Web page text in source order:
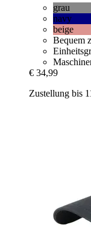
grau
navy
beige
Bequem
€ 34,99
Zustellung bis